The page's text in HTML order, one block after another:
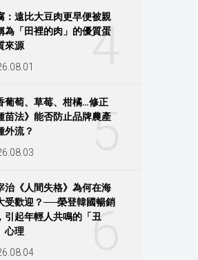
4
：遠比大豆肉更早便被親
為「田裡的肉」的優質蛋
來源
5
葡萄、草莓、柑橘…修正
苗法》能否防止品牌農產
外流？
6
治《人間失格》為何在海
受歡迎？──榮登韓國暢銷
引起年輕人共鳴的「丑
心理